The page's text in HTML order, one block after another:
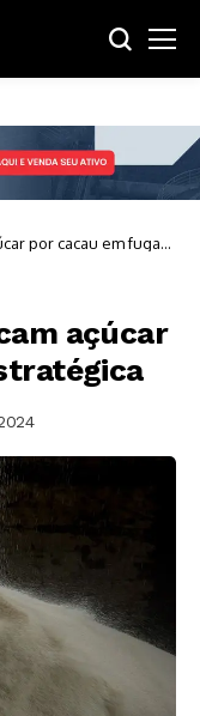
por cacau em fuga
açúcar